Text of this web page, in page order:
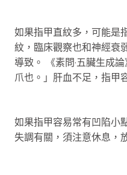
如果指甲直紋多，可能是
紋，臨床觀察也和神經衰
導致。 《素問·五臟生成
爪也。」肝血不足，指甲
如果指甲容易常有凹陷小
失調有關，須注意休息，